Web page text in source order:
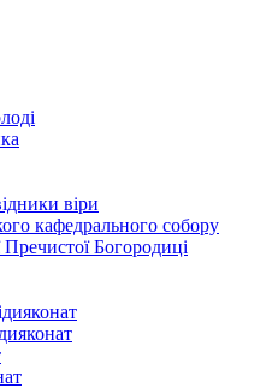
віри
кафедрального собору
Пречистої Богородиці